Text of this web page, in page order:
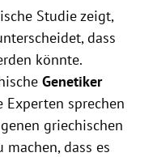
Studie zeigt,
dass
könnte.
Genetiker
sprechen
griechischen
dass es